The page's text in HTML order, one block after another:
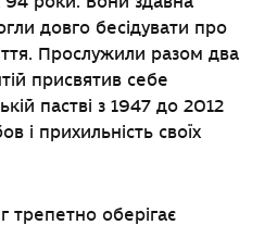
довго бесідувати про
Прослужили разом два
присвятив себе
пастві з 1947 до 2012
і прихильність своїх
трепетно оберігає